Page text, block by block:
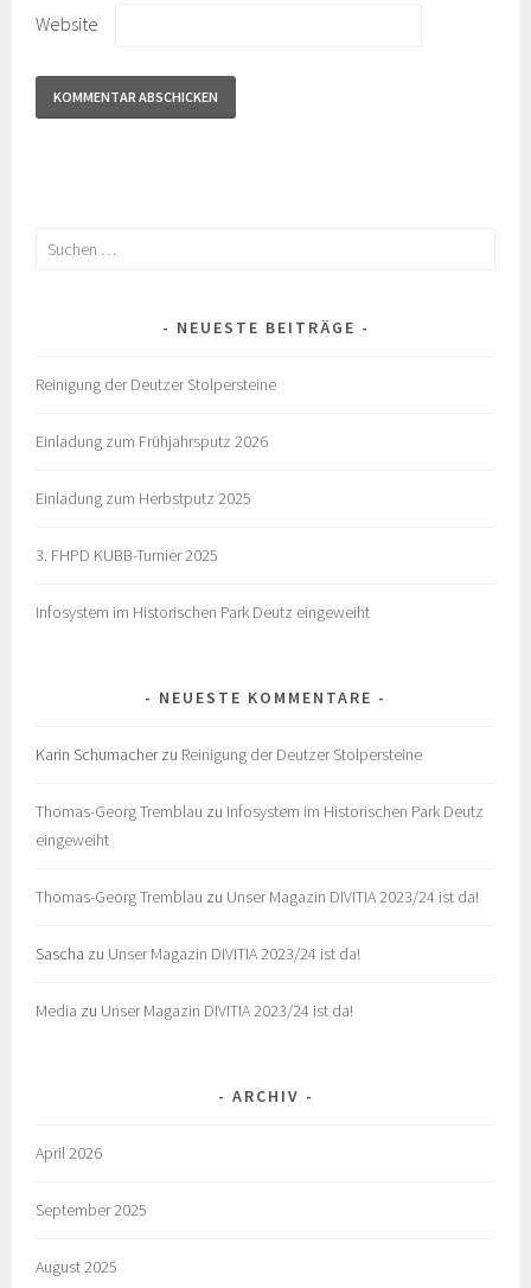
Website
Suchen
NEUESTE BEITRÄGE
Reinigung der Deutzer Stolpersteine
Einladung zum Frühjahrsputz 2026
Einladung zum Herbstputz 2025
3. FHPD KUBB-Turnier 2025
Infosystem im Historischen Park Deutz eingeweiht
NEUESTE KOMMENTARE
Karin Schumacherzu Reinigung der Deutzer Stolpersteine
Thomas-Georg Tremblau zu Infosystem im Historischen Park Deutz
eingeweiht
Thomas-Georg Tremblau zu Unser Magazin DIVITIA 2023/24 ist da!
Sascha zu Unser Magazin DIVITIA 2023/24 ist da!
Media zu Unser Magazin DIVITIA 2023/24 ist da!
ARCHIV
April 2026
September 2025
August 2025